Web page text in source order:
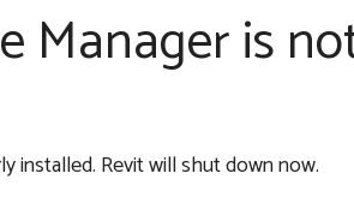
Manager is
installed. Revit will shut down now.